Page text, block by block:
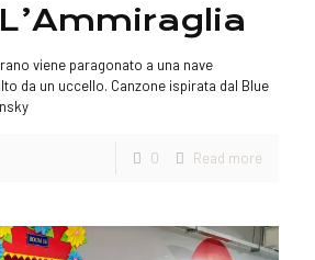
viene paragonato a una nave
da un uccello. Canzone ispirata dal Blue
0 Read more